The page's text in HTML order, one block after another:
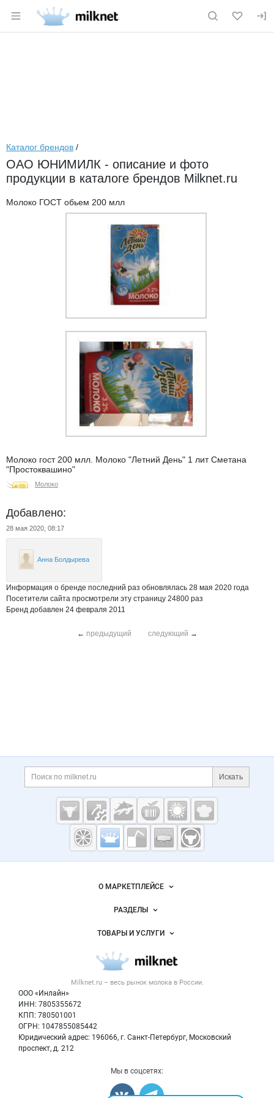
Раздел навигации по сайту milknet.ru
Каталог брендов /
ОАО ЮНИМИЛК - описание и фото
продукции в каталоге брендов Milknet.ru
Молоко ГОСТ обьем 200 млл
Молоко гост 200 млл. Молоко "Летний День" 1 лит Сметана
"Простоквашино"
Молоко
Добавлено:
28 мая 2020, 08:17
Анна Болдырева
Информация о бренде последний раз обновлялась 28 мая 2020 года
Посетители сайта просмотрели эту страницу 24800 раз
Бренд добавлен 24 февраля 2011
← предыдущий следующий →
Дополнительная информация
Поиск по сайту и
Искать
Cсылки на полезные проекты
Молочная
промышленность
Milknet.ru
Важные разделы и контакты
Milknet.ru – весь рынок молокав России.
ООО «Инлайн»
ИНН: 7805355672
КПП: 780501001
ОГРН: 1047855085442
Юридический адрес: 196066, г. Санкт-Петербург, Московский
проспект, д. 212
Навигация по сайтуО МАРКЕТПЛЕЙСЕ
Новости Milknet.ru
Размещение рекламы
Публичная оферта
Контактная информация
Политика обработки персональных данных
РАЗДЕЛЫ
Объявления
Новости рынка
ТОВАРЫ И УСЛУГИ
Молочная продукция
Вторичное сырье
Оборудование
Мы в соцсетях: